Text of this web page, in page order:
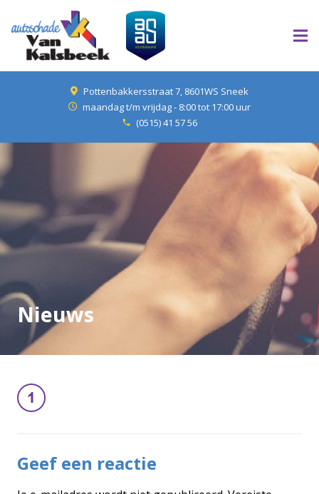
Pottenbakkersstraat 7, 8601WS Sneek
maandag t/m vrijdag - 8:00 tot 17:00 uur
phone (0515) 41 57 56
Nieuws
Geef een reactie